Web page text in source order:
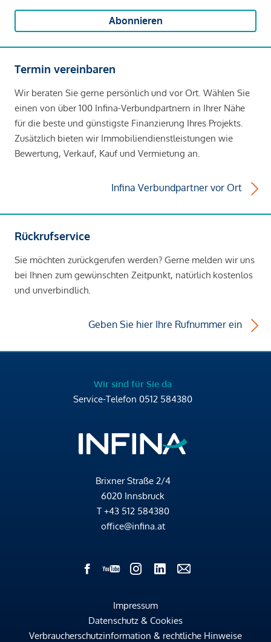
Abonnieren
Termin vereinbaren
Wir beraten Sie gerne persönlich und vor Ort. Wählen Sie
einen von über 100 Infina-Verbundpartnern in Ihrer Nähe
für die beste und günstigste Finanzierung Ihres Projekts.
Zusätzlich bieten wir Immobiliendienstleistungen wie
Bewertung, Verkauf, Kauf und Vermietung an.
Infina Verbundpartner vor Ort
Rückrufservice
Sie möchten zurückgerufen werden? Gerne melden wir uns
bei Ihnen zum gewünschten Zeitpunkt, natürlich kostenlos
und unverbindlich.
Geben Sie hier Ihre Rufnummer ein
Wir sind für Sie da
Service-Telefon 0512 584380
Brixner Straße 2/4
6020 Innsbruck
T +43 512 584380
office@infina.at
Impressum
Datenschutz & Cookies
Verbraucherschutzinformation & rechtliche Hinweise